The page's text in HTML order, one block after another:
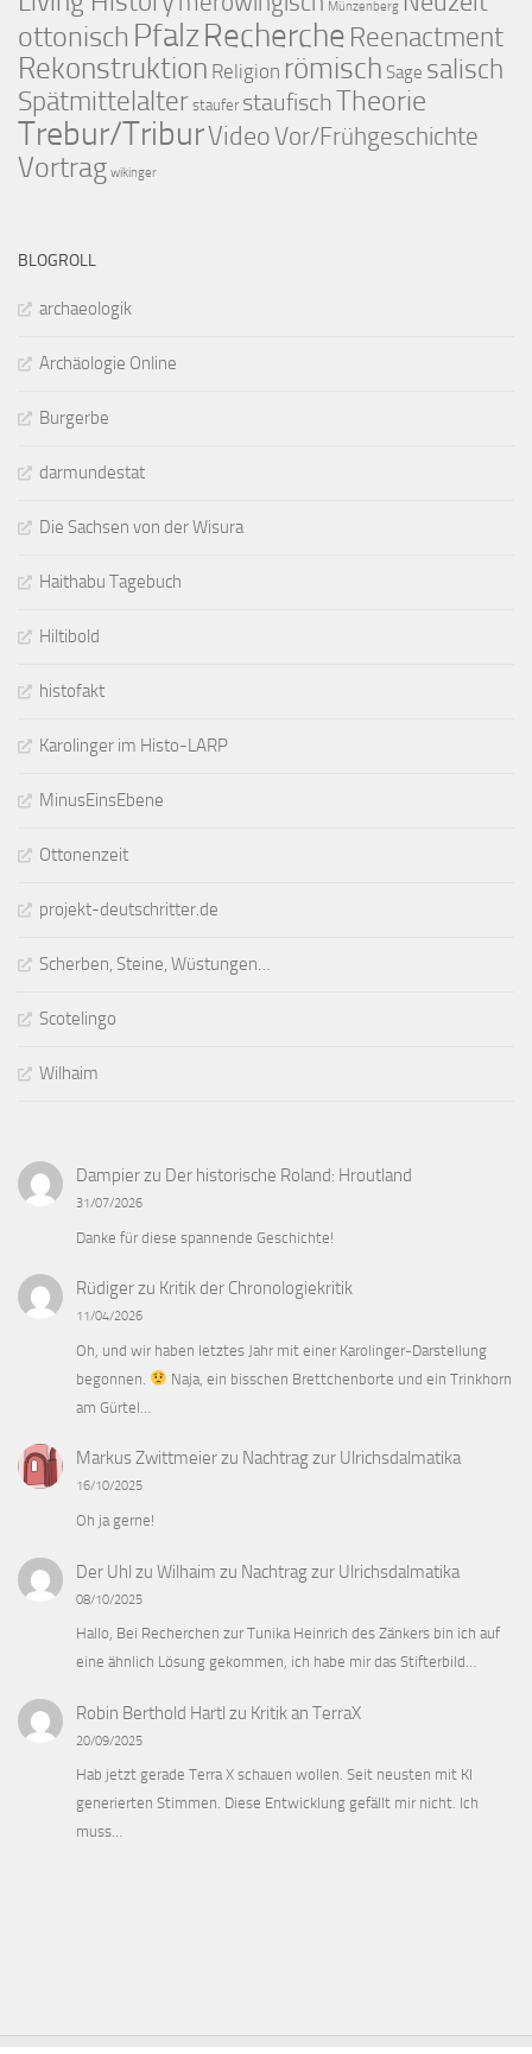
Münzenberg
ottonisch PfalzRecherche Reenactment
Rekonstruktion Religion römisch Sage salisch
Spätmittelalter staufer staufischTheorie
Trebur/TriburVideoVor/Frühgeschichte
Vortrag wikinger
BLOGROLL
archaeologik
Archäologie Online
Burgerbe
darmundestat
Die Sachsen von der Wisura
Haithabu Tagebuch
Hiltibold
histofakt
Karolinger im Histo-LARP
MinusEinsEbene
Ottonenzeit
projekt-deutschritter.de
Scherben, Steine, Wüstungen…
Scotelingo
Wilhaim
Dampierzu Der historische Roland: Hroutland
31/07/2026
Danke für diese spannende Geschichte!
Rüdigerzu Kritik der Chronologiekritik
11/04/2026
Oh, und wir haben letztes Jahr mit einer Karolinger-Darstellung
begonnen.
Naja, ein bisschen Brettchenborte und ein Trinkhorn
am Gürtel…
Markus Zwittmeierzu Nachtrag zur Ulrichsdalmatika
16/10/2025
Oh ja gerne!
Der Uhl zu Wilhaim zu Nachtrag zur Ulrichsdalmatika
08/10/2025
Hallo, Bei Recherchen zur Tunika Heinrich des Zänkers bin ich auf
eine ähnlich Lösung gekommen, ich habe mir das Stifterbild…
Robin Berthold Hartl zu Kritik an TerraX
20/09/2025
Hab jetzt gerade Terra X schauen wollen. Seit neusten mit KI
generierten Stimmen. Diese Entwicklung gefällt mir nicht. Ich
muss…